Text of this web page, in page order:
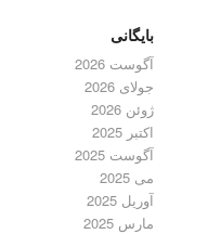
بایگانی
آگوست 2026
جولای 2026
ژوئن 2026
اکتبر 2025
آگوست 2025
می 2025
آوریل 2025
مارس 2025